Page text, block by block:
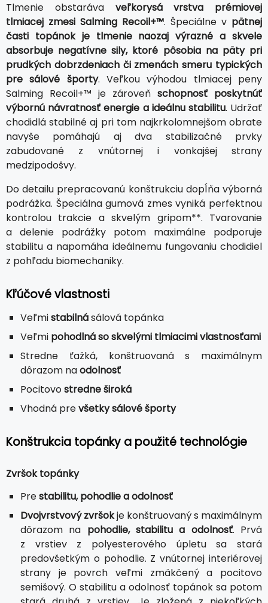
Tlmenie obstaráva veľkorysá vrstva prémiovej
tlmiacej zmesi Salming Recoil+™. Špeciálne v pätnej
časti topánok je tlmenie naozaj výrazné a skvele
absorbuje negatívne sily, ktoré pôsobia na päty pri
prudkých dobrzdeniach či zmenách smeru typických
pre sálové športy. Veľkou výhodou tlmiacej peny
Salming Recoil+™ je zároveň schopnosť poskytnúť
výbornú návratnosť energie a ideálnu stabilitu. Udržať
chodidlá stabilné aj pri tom najkrkolomnejšom obrate
navyše pomáhajú aj dva stabilizačné prvky
zabudované z vnútornej i vonkajšej strany
medzipodošvy.
Do detailu prepracovanú konštrukciu dopĺňa výborná
podrážka. Špeciálna gumová zmes vyniká perfektnou
kontrolou trakcie a skvelým gripom**. Tvarovanie
a delenie podrážky potom maximálne podporuje
stabilitu a napomáha ideálnemu fungovaniu chodidiel
z pohľadu biomechaniky.
Kľúčové vlastnosti
Veľmistabilnásálová topánka
Veľmi pohodlná so skvelými tlmiacimi vlastnosťami
Stredne ťažká, konštruovaná s maximálnym
dôrazom naodolnosť
Pocitovostredne široká
Vhodná prevšetky sálové športy
Konštrukcia topánky a použité technológie
Zvršok topánky
Prestabilitu, pohodlie a odolnosť
Dvojvrstvový zvršokje konštruovaný s maximálnym
dôrazom na pohodlie, stabilitu a odolnosť. Prvá
z vrstiev z polyesterového úpletu sa stará
predovšetkým o pohodlie. Z vnútornej interiérovej
strany je povrch veľmi zmäkčený a pocitovo
semišový. O stabilitu a odolnosť topánok sa potom